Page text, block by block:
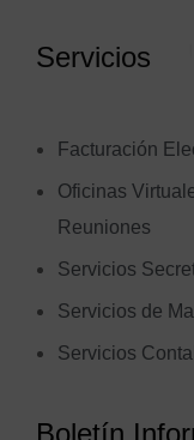
Servicios
Facturación
Oficinas
Reuniones
Servicios
Servicios de
Servicios
Boletín